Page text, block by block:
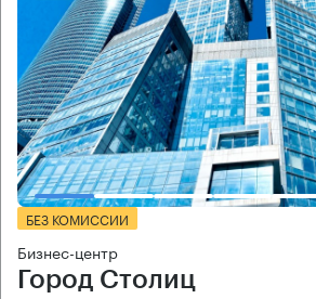
БЕЗ КОМИССИИ
Бизнес-центр
Город Столиц